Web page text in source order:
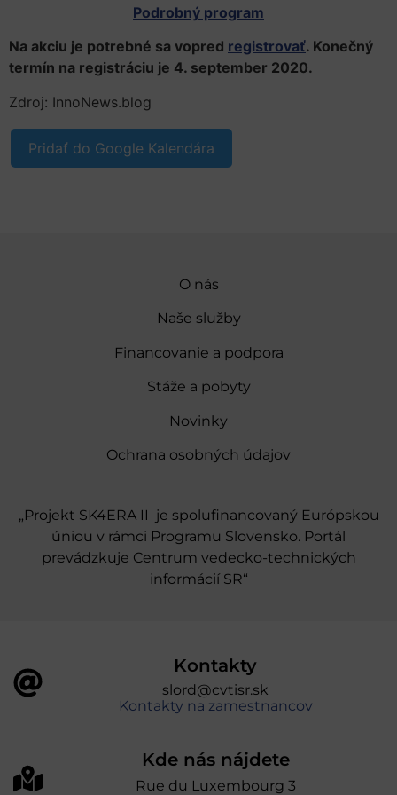
Podrobný program
Na akciu je potrebné sa vopred registrovať. Konečný
termín na registráciu je 4. september 2020.
Zdroj: InnoNews.blog
Pridať do Google Kalendára
O nás
Naše služby
Financovanie a podpora
Stáže a pobyty
Novinky
Ochrana osobných údajov
„Projekt SK4ERA II je spolufinancovaný Európskou
úniou v rámci Programu Slovensko. Portál
prevádzkuje Centrum vedecko-technických
informácií SR“
Kontakty
slord@cvtisr.sk
Kontakty na zamestnancov
Kde nás nájdete
Rue du Luxembourg 3